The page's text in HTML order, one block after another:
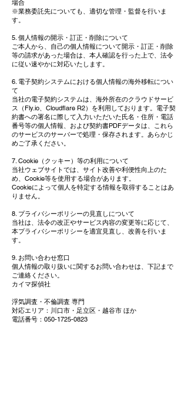
場合
※業務委託先についても、適切な管理・監督を行いま
す。
5. 個人情報の開示・訂正・削除について
ご本人から、自己の個人情報について開示・訂正・削除
等の請求があった場合は、本人確認を行った上で、法令
に従い速やかに対応いたします。
6. 電子契約システムにおける個人情報の海外移転につい
て
当社の電子契約システムは、海外所在のクラウドサービ
ス（Fly.io、Cloudflare R2）を利用しております。電子契
約書への署名に際して入力いただいた氏名・住所・電話
番号等の個人情報、および契約書PDFデータは、これら
のサービスのサーバーで処理・保存されます。あらかじ
めご了承ください。
7. Cookie（クッキー）等の利用について
当社ウェブサイトでは、サイト改善や利便性向上のた
め、Cookie等を使用する場合があります。
Cookieによって個人を特定する情報を取得することはあ
りません。
8. プライバシーポリシーの見直しについて
当社は、法令の改正やサービス内容の変更等に応じて、
本プライバシーポリシーを適宜見直し、改善を行いま
す。
9. お問い合わせ窓口
個人情報の取り扱いに関するお問い合わせは、下記まで
ご連絡ください。
カイマ探偵社
浮気調査・不倫調査 専門
対応エリア：川口市・足立区・越谷市 ほか
電話番号：050-1725-0823